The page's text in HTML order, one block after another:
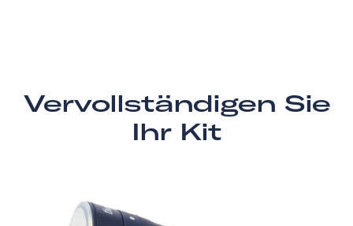
Vervollständigen Sie
Ihr Kit